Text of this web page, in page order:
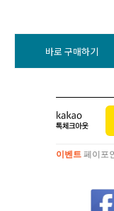
바로 구매하기
이벤트 페이포